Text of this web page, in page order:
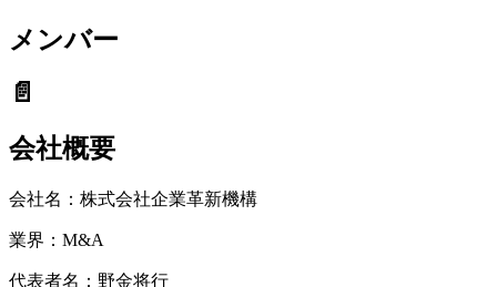
メンバー
📄
会社概要
会社名： 株式会社企業⾰新機構
業界： M&A
代表者名： 野金将行